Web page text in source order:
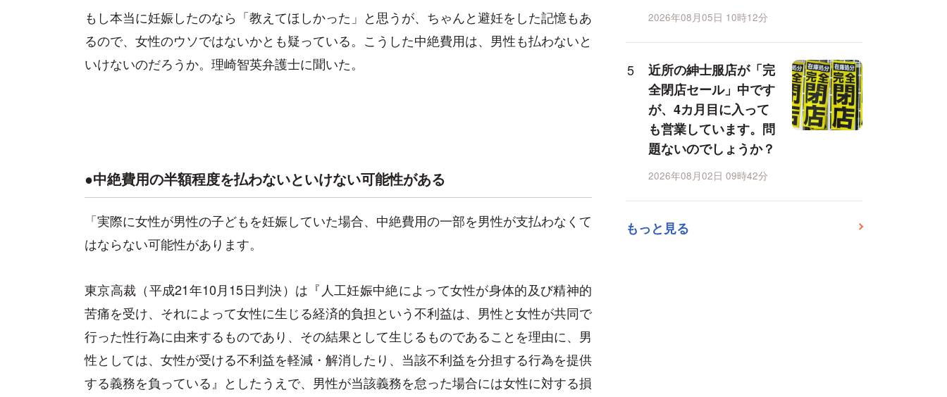
もし本当に妊娠したのなら「教えてほしかった」と思うが、ちゃんと避妊をした記憶もあ
るので、女性のウソではないかとも疑っている。こうした中絶費用は、男性も払わないと
いけないのだろうか。理崎智英弁護士に聞いた。
●中絶費用の半額程度を払わないといけない可能性がある
「実際に女性が男性の子どもを妊娠していた場合、中絶費用の一部を男性が支払わなくて
はならない可能性があります。
東京高裁（平成21年10月15日判決）は『人工妊娠中絶によって女性が身体的及び精神的
苦痛を受け、それによって女性に生じる経済的負担という不利益は、男性と女性が共同で
行った性行為に由来するものであり、その結果として生じるものであることを理由に、男
性としては、女性が受ける不利益を軽減・解消したり、当該不利益を分担する行為を提供
する義務を負っている』としたうえで、男性が当該義務を怠った場合には女性に対する損
2026年08月05日 10時12分
近所の紳士服店が「完
全閉店セール」中です
が、4カ月目に入って
も営業しています。問
題ないのでしょうか？
2026年08月02日 09時42分
もっと見る